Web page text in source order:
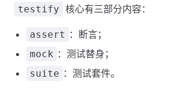
testify 核心有三部分内容：
assert ：断言；
mock ：测试替身；
suite ：测试套件。